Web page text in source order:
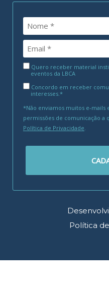
Quero receber material
eventos da LBCA
Concordo em receber
interesses.*
*Não enviamos muitos e-mails
permissões de comunicação a
Política de Privacidade.
Política